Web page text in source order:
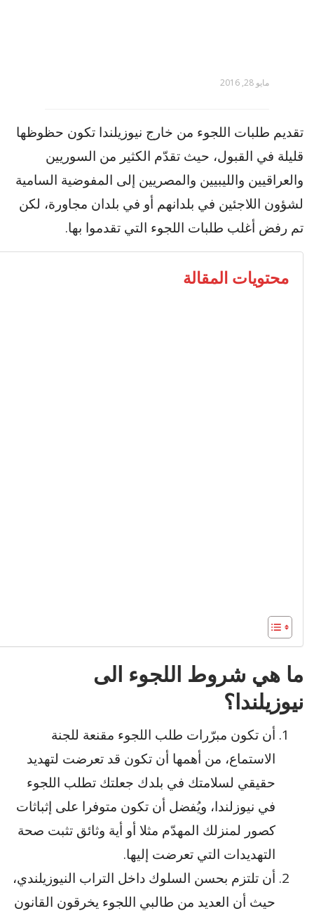
مايو 28, 2016
تقديم طلبات اللجوء من خارج نيوزيلندا تكون حظوظها
قليلة في القبول، حيث تقدّم الكثير من السوريين
والعراقيين والليبيين والمصريين إلى المفوضية السامية
لشؤون اللاجئين في بلدانهم أو في بلدان مجاورة، لكن
تم رفض أغلب طلبات اللجوء التي تقدموا بها.
محتويات المقالة
ما هي شروط اللجوء الى
نيوزيلندا؟
أن تكون مبرّرات طلب اللجوء مقنعة للجنة
الاستماع، من أهمها أن تكون قد تعرضت لتهديد
حقيقي لسلامتك في بلدك جعلتك تطلب اللجوء
في نيوزلندا، ويُفضل أن تكون متوفرا على إثباثات
كصور لمنزلك المهدّم مثلا أو أية وثائق تثبت صحة
التهديدات التي تعرضت إليها.
أن تلتزم بحسن السلوك داخل التراب النيوزيلندي،
حيث أن العديد من طالبي اللجوء يخرقون القانون